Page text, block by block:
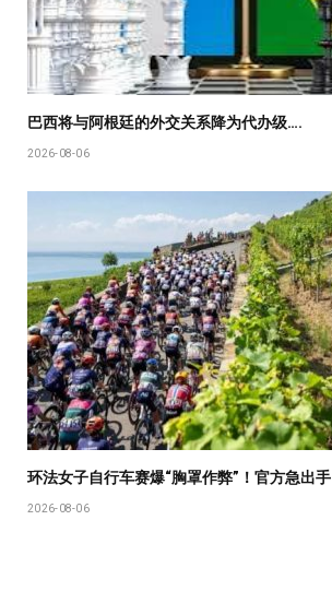
巴西将与阿根廷的外交关系降为代办级….
2026-08-06
环法女子自行车赛爆“胸罩作弊”！官方急出手
2026-08-06